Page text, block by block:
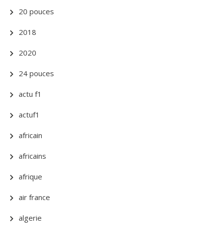
20 pouces
2018
2020
24 pouces
actu f1
actuf1
africain
africains
afrique
air france
algerie